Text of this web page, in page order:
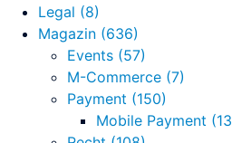
Custom Domain
Online-Vorsprung mit einer
Legal (8)
Magazin (636)
Events (57)
M-Commerce (7)
Payment (150)
Mobile Payment